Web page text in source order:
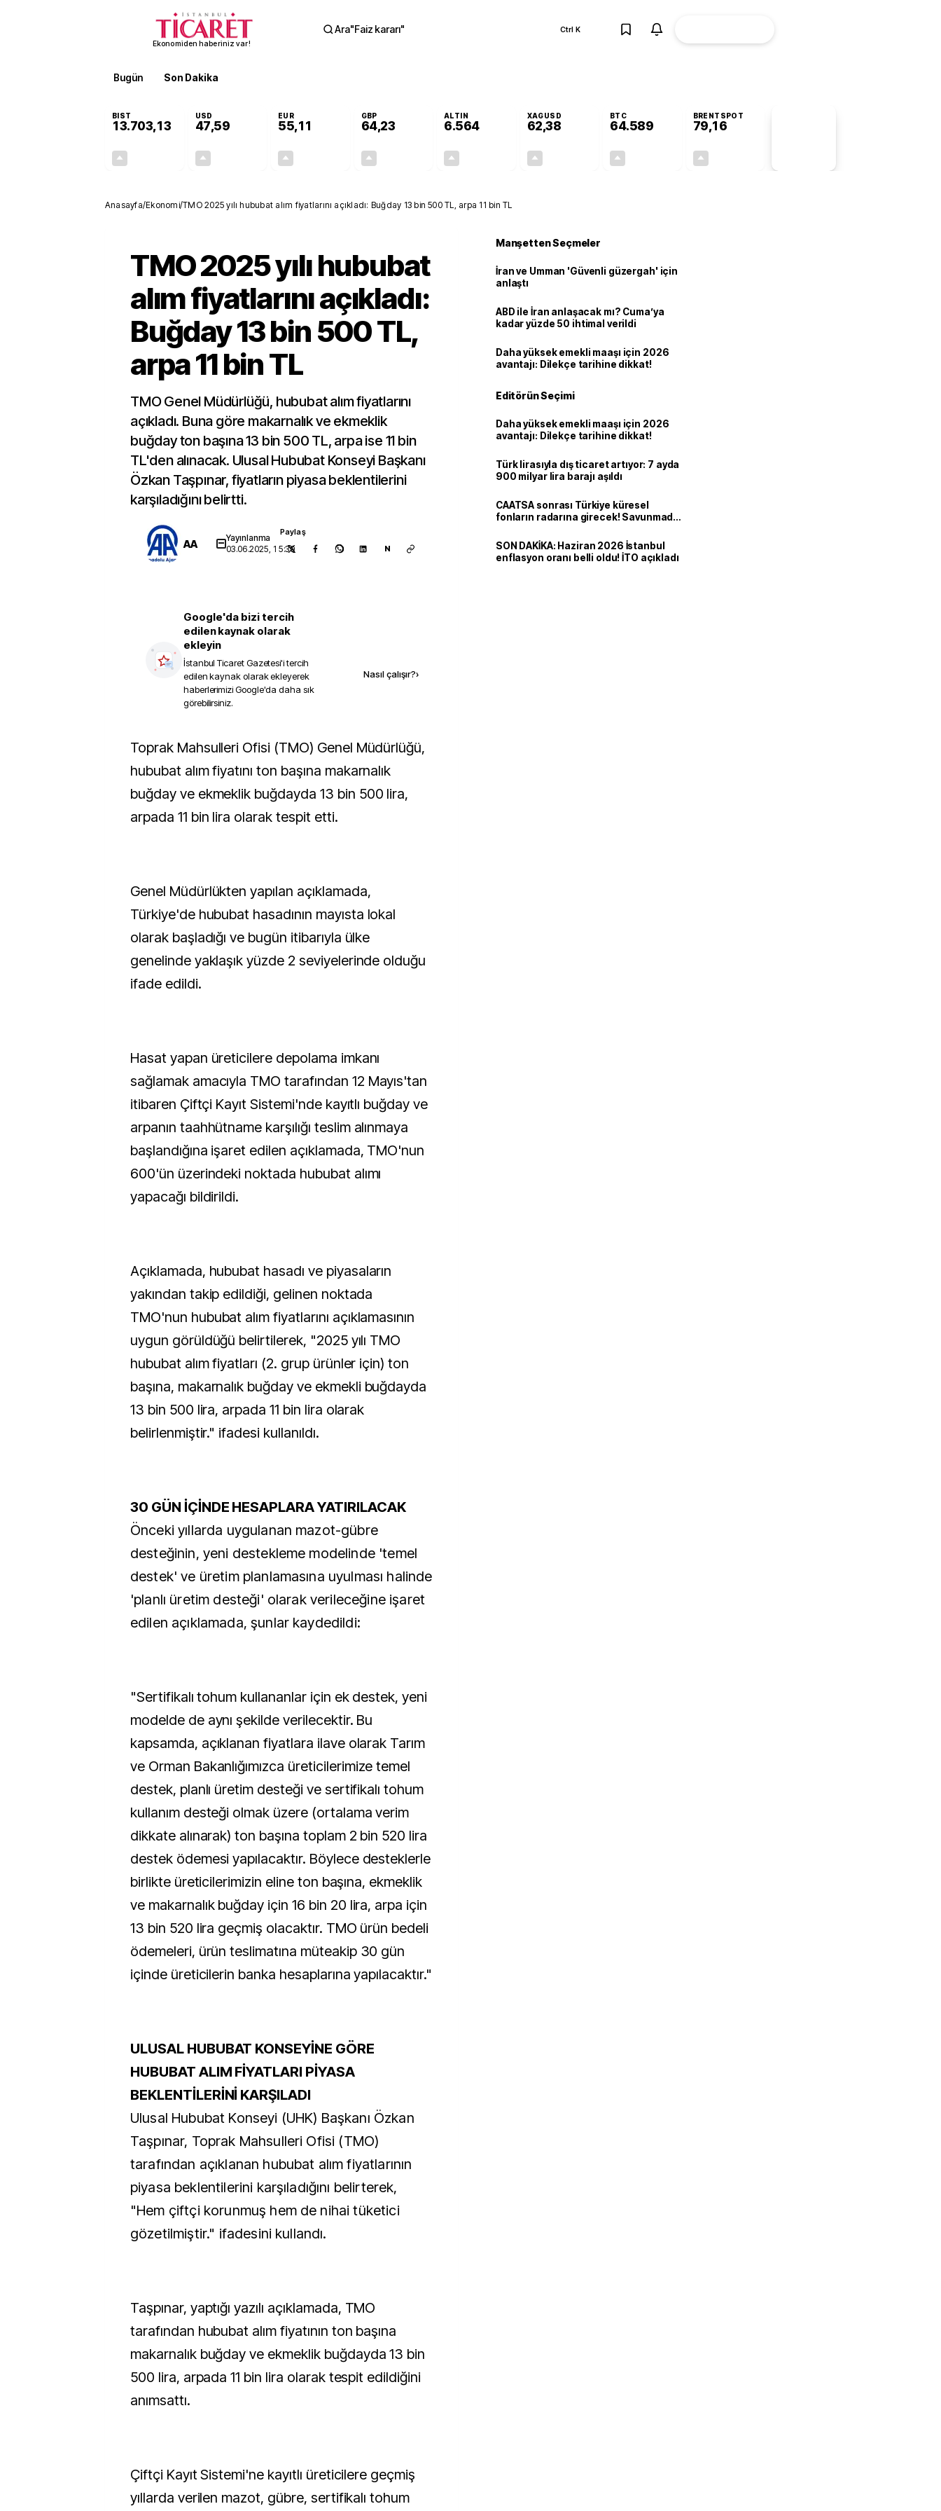
Ekonomiden haberiniz var!
Ara"Faiz kararı" Ctrl K
Bugün Son Dakika
BIST
13.703,13
USD
47,59
EUR
55,11
GBP
64,23
ALTIN
6.564
XAGUSD
62,38
BTC
64.589
BRENTSPOT
79,16
Anasayfa/Ekonomi/TMO 2025 yılı hububat alım fiyatlarını açıkladı: Buğday 13 bin 500 TL, arpa 11 bin TL
TMO 2025 yılı hububat
alım fiyatlarını açıkladı:
Buğday 13 bin 500 TL,
arpa 11 bin TL
TMO Genel Müdürlüğü, hububat alım fiyatlarını
açıkladı. Buna göre makarnalık ve ekmeklik
buğday ton başına 13 bin 500 TL, arpa ise 11 bin
TL'den alınacak. Ulusal Hububat Konseyi Başkanı
Özkan Taşpınar, fiyatların piyasa beklentilerini
karşıladığını belirtti.
AA
Yayınlanma
03.06.2025, 15:39
Paylaş
N
Google'da bizi tercih
edilen kaynak olarak
ekleyin
İstanbul Ticaret Gazetesi'i tercih
edilen kaynak olarak ekleyerek
haberlerimizi Google'da daha sık
görebilirsiniz.
Nasıl çalışır?›
Toprak Mahsulleri Ofisi (TMO) Genel Müdürlüğü,
hububat alım fiyatını ton başına makarnalık
buğday ve ekmeklik buğdayda 13 bin 500 lira,
arpada 11 bin lira olarak tespit etti.
Genel Müdürlükten yapılan açıklamada,
Türkiye'de hububat hasadının mayısta lokal
olarak başladığı ve bugün itibarıyla ülke
genelinde yaklaşık yüzde 2 seviyelerinde olduğu
ifade edildi.
Hasat yapan üreticilere depolama imkanı
sağlamak amacıyla TMO tarafından 12 Mayıs'tan
itibaren Çiftçi Kayıt Sistemi'nde kayıtlı buğday ve
arpanın taahhütname karşılığı teslim alınmaya
başlandığına işaret edilen açıklamada, TMO'nun
600'ün üzerindeki noktada hububat alımı
yapacağı bildirildi.
Açıklamada, hububat hasadı ve piyasaların
yakından takip edildiği, gelinen noktada
TMO'nun hububat alım fiyatlarını açıklamasının
uygun görüldüğü belirtilerek, "2025 yılı TMO
hububat alım fiyatları (2. grup ürünler için) ton
başına, makarnalık buğday ve ekmekli buğdayda
13 bin 500 lira, arpada 11 bin lira olarak
belirlenmiştir." ifadesi kullanıldı.
30 GÜN İÇİNDE HESAPLARA YATIRILACAK
Önceki yıllarda uygulanan mazot-gübre
desteğinin, yeni destekleme modelinde 'temel
destek' ve üretim planlamasına uyulması halinde
'planlı üretim desteği' olarak verileceğine işaret
edilen açıklamada, şunlar kaydedildi:
"Sertifikalı tohum kullananlar için ek destek, yeni
modelde de aynı şekilde verilecektir. Bu
kapsamda, açıklanan fiyatlara ilave olarak Tarım
ve Orman Bakanlığımızca üreticilerimize temel
destek, planlı üretim desteği ve sertifikalı tohum
kullanım desteği olmak üzere (ortalama verim
dikkate alınarak) ton başına toplam 2 bin 520 lira
destek ödemesi yapılacaktır. Böylece desteklerle
birlikte üreticilerimizin eline ton başına, ekmeklik
ve makarnalık buğday için 16 bin 20 lira, arpa için
13 bin 520 lira geçmiş olacaktır. TMO ürün bedeli
ödemeleri, ürün teslimatına müteakip 30 gün
içinde üreticilerin banka hesaplarına yapılacaktır."
ULUSAL HUBUBAT KONSEYİNE GÖRE
HUBUBAT ALIM FİYATLARI PİYASA
BEKLENTİLERİNİ KARŞILADI
Ulusal Hububat Konseyi (UHK) Başkanı Özkan
Taşpınar, Toprak Mahsulleri Ofisi (TMO)
tarafından açıklanan hububat alım fiyatlarının
piyasa beklentilerini karşıladığını belirterek,
"Hem çiftçi korunmuş hem de nihai tüketici
gözetilmiştir." ifadesini kullandı.
Taşpınar, yaptığı yazılı açıklamada, TMO
tarafından hububat alım fiyatının ton başına
makarnalık buğday ve ekmeklik buğdayda 13 bin
500 lira, arpada 11 bin lira olarak tespit edildiğini
anımsattı.
Çiftçi Kayıt Sistemi'ne kayıtlı üreticilere geçmiş
yıllarda verilen mazot, gübre, sertifikalı tohum
Manşetten Seçmeler
İran ve Umman 'Güvenli güzergah' için
anlaştı
ABD ile İran anlaşacak mı? Cuma’ya
kadar yüzde 50 ihtimal verildi
Daha yüksek emekli maaşı için 2026
avantajı: Dilekçe tarihine dikkat!
Editörün Seçimi
Daha yüksek emekli maaşı için 2026
avantajı: Dilekçe tarihine dikkat!
Türk lirasıyla dış ticaret artıyor: 7 ayda
900 milyar lira barajı aşıldı
CAATSA sonrası Türkiye küresel
fonların radarına girecek! Savunmadan
SON DAKİKA: Haziran 2026 İstanbul
enflasyon oranı belli oldu! İTO açıkladı